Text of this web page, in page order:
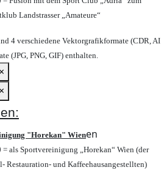
Landstrasser „Amateure“
4 verschiedene Vektorgrafikformate (CDR, AI
(JPG, PNG, GIF) enthalten.
×
×
"Horekan" Wienen
= als Sportvereinigung „Horekan“ Wien (der
Restauration- und Kaffeehausangestellten)